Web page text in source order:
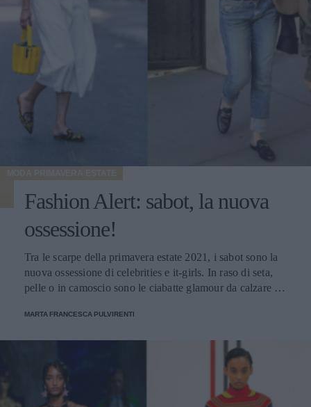
MODA PRIMAVERA ESTATE
Fashion Alert: sabot, la nuova
ossessione!
Tra le scarpe della primavera estate 2021, i sabot sono la
nuova ossessione di celebrities e it-girls. In raso di seta,
pelle o in camoscio sono le ciabatte glamour da calzare ai
MARTA FRANCESCA PULVIRENTI